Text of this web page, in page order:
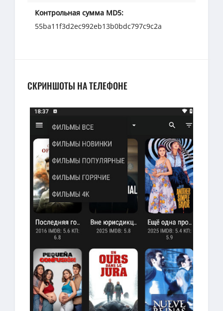
Контрольная сумма MD5:
55ba11f3d2ec992eb13b0bdc797c9c2a
СКРИНШОТЫ НА ТЕЛЕФОНЕ